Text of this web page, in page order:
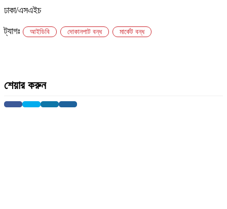
ঢাকা/এসএইচ
ট্যাগঃ আইডিবি দোকানপাট বন্ধ মার্কেট বন্ধ
শেয়ার করুন